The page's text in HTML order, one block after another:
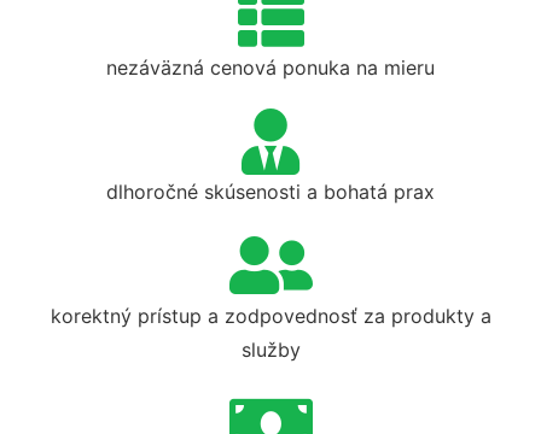
nezáväzná cenová ponuka na mieru
dlhoročné skúsenosti a bohatá prax
korektný prístup a zodpovednosť za produkty a
služby